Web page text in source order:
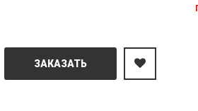
ЗАКАЗАТЬ